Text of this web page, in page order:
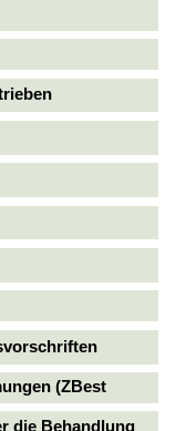
(ZBest
die Behandlung